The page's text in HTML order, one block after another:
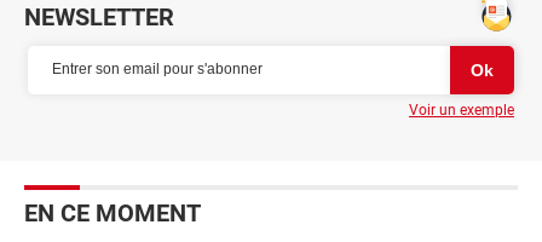
NEWSLETTER
Voir un exemple
EN CE MOMENT